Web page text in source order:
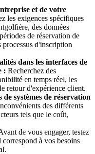
et de votre
les exigences spécifiques
des données
de réservation de
processus d'inscription
dans les interfaces de
: Recherchez des
en temps réel, les
retour d'expérience client.
systèmes de réservation
des différents
tels que le coût,
de vous engager, testez
à vos besoins